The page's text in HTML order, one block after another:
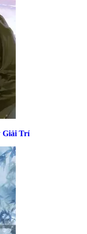
Giải Trí